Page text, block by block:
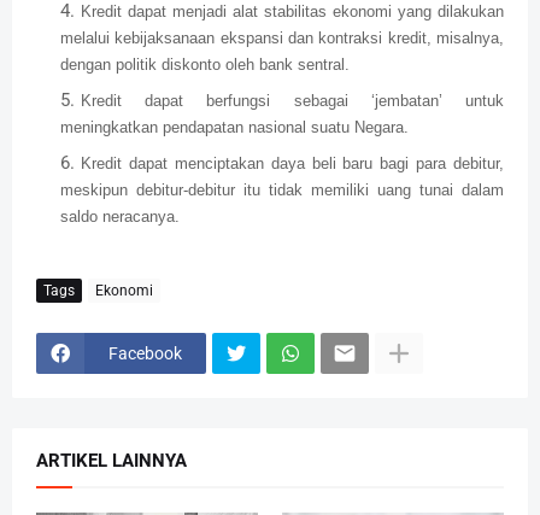
Kredit dapat menjadi alat stabilitas ekonomi yang dilakukan
melalui kebijaksanaan ekspansi dan kontraksi kredit, misalnya,
dengan politik diskonto oleh bank sentral.
Kredit dapat berfungsi sebagai ‘jembatan’ untuk
meningkatkan pendapatan nasional suatu Negara.
Kredit dapat menciptakan daya beli baru bagi para debitur,
meskipun debitur-debitur itu tidak memiliki uang tunai dalam
saldo neracanya.
Tags Ekonomi
Facebook
ARTIKEL LAINNYA